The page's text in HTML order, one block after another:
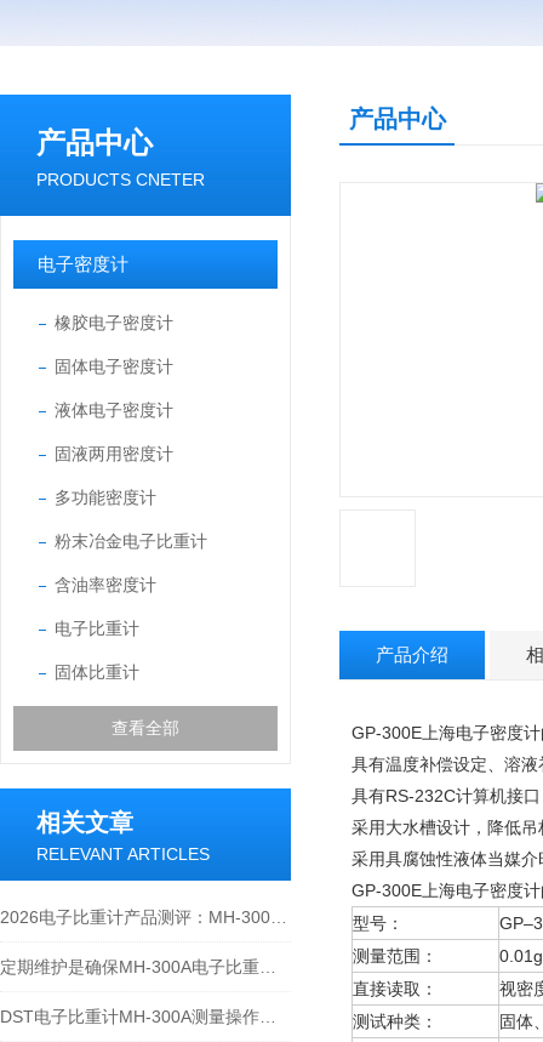
产品中心
PRODUCTS CNETER
电子密度计
橡胶电子密度计
固体电子密度计
液体电子密度计
固液两用密度计
多功能密度计
粉末冶金电子比重计
含油率密度计
电子比重计
固体比重计
查看全部
相关文章
RELEVANT ARTICLES
产品中心
产品介绍
GP-300E上海电子密度计
具有温度补偿设定、溶
具有RS-232C计算机接
采用大水槽设计，降低
采用具腐蚀性液体当媒
GP-300E上海电子密度计
型号：
测量范围：
直接读取：
视密
测试种类：
固体